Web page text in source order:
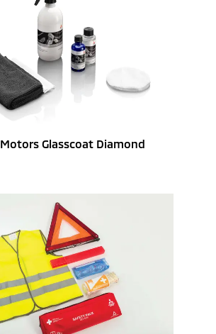
Glasscoat Diamond